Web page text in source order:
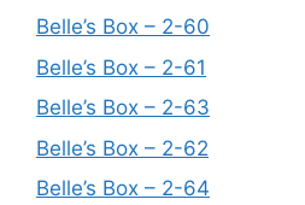
Belle’s Box – 2-60
Belle’s Box – 2-61
Belle’s Box – 2-63
Belle’s Box – 2-62
Belle’s Box – 2-64